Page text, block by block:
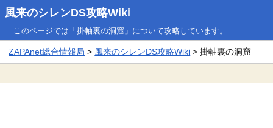
風来のシレンDS攻略Wiki
このページでは「掛軸裏の洞窟」について攻略しています。
ZAPAnet総合情報局 > 風来のシレンDS攻略Wiki > 掛軸裏の洞窟